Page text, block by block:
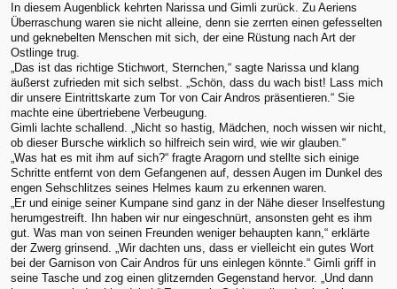
In diesem Augenblick kehrten Narissa und Gimli zurück. Zu Aeriens
Überraschung waren sie nicht alleine, denn sie zerrten einen gefesselten
und geknebelten Menschen mit sich, der eine Rüstung nach Art der
Ostlinge trug.
„Das ist das richtige Stichwort, Sternchen,“ sagte Narissa und klang
äußerst zufrieden mit sich selbst. „Schön, dass du wach bist! Lass mich
dir unsere Eintrittskarte zum Tor von Cair Andros präsentieren.“ Sie
machte eine übertriebene Verbeugung.
Gimli lachte schallend. „Nicht so hastig, Mädchen, noch wissen wir nicht,
ob dieser Bursche wirklich so hilfreich sein wird, wie wir glauben.“
„Was hat es mit ihm auf sich?“ fragte Aragorn und stellte sich einige
Schritte entfernt von dem Gefangenen auf, dessen Augen im Dunkel des
engen Sehschlitzes seines Helmes kaum zu erkennen waren.
„Er und einige seiner Kumpane sind ganz in der Nähe dieser Inselfestung
herumgestreift. Ihn haben wir nur eingeschnürt, ansonsten geht es ihm
gut. Was man von seinen Freunden weniger behaupten kann,“ erklärte
der Zwerg grinsend. „Wir dachten uns, dass er vielleicht ein gutes Wort
bei der Garnison von Cair Andros für uns einlegen könnte.“ Gimli griff in
seine Tasche und zog einen glitzernden Gegenstand hervor. „Und dann